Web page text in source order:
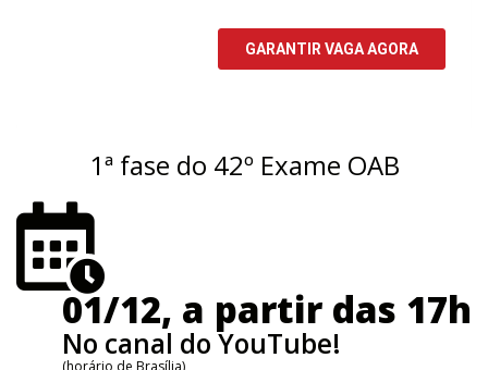
1ª fase do 42º Exame OAB
01/12, a partir das 17h
No canal do YouTube!
(horário de Brasília)